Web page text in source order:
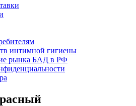
интимной гигиены
рынка БАД в РФ